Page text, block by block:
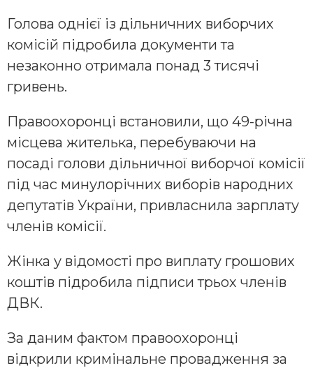
Голова однієї із дільничних виборчих
комісій підробила документи та
незаконно отримала понад 3 тисячі
гривень.
Правоохоронці встановили, що 49-річна
місцева жителька, перебуваючи на
посаді голови дільничної виборчої комісії
під час минулорічних виборів народних
депутатів України, привласнила зарплату
членів комісії.
Жінка у відомості про виплату грошових
коштів підробила підписи трьох членів
ДВК.
За даним фактом правоохоронці
відкрили кримінальне провадження за